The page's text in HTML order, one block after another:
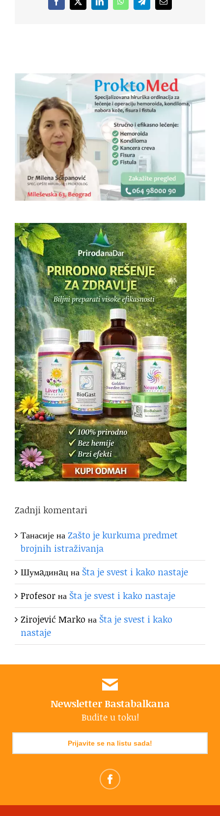
Facebook
X LinkedInWhatsAppTelegramEmail
Zadnji komentari
ТанасијенаZašto je kurkuma predmet
brojnih istraživanja
Шумaдинaцна Šta je svest i kako nastaje
Profesorна Šta je svest i kako nastaje
Zirojević Marko на Šta je svest i kako
nastaje
Newsletter Bastabalkana
Budite u toku!
Prijavite se na listu sada!